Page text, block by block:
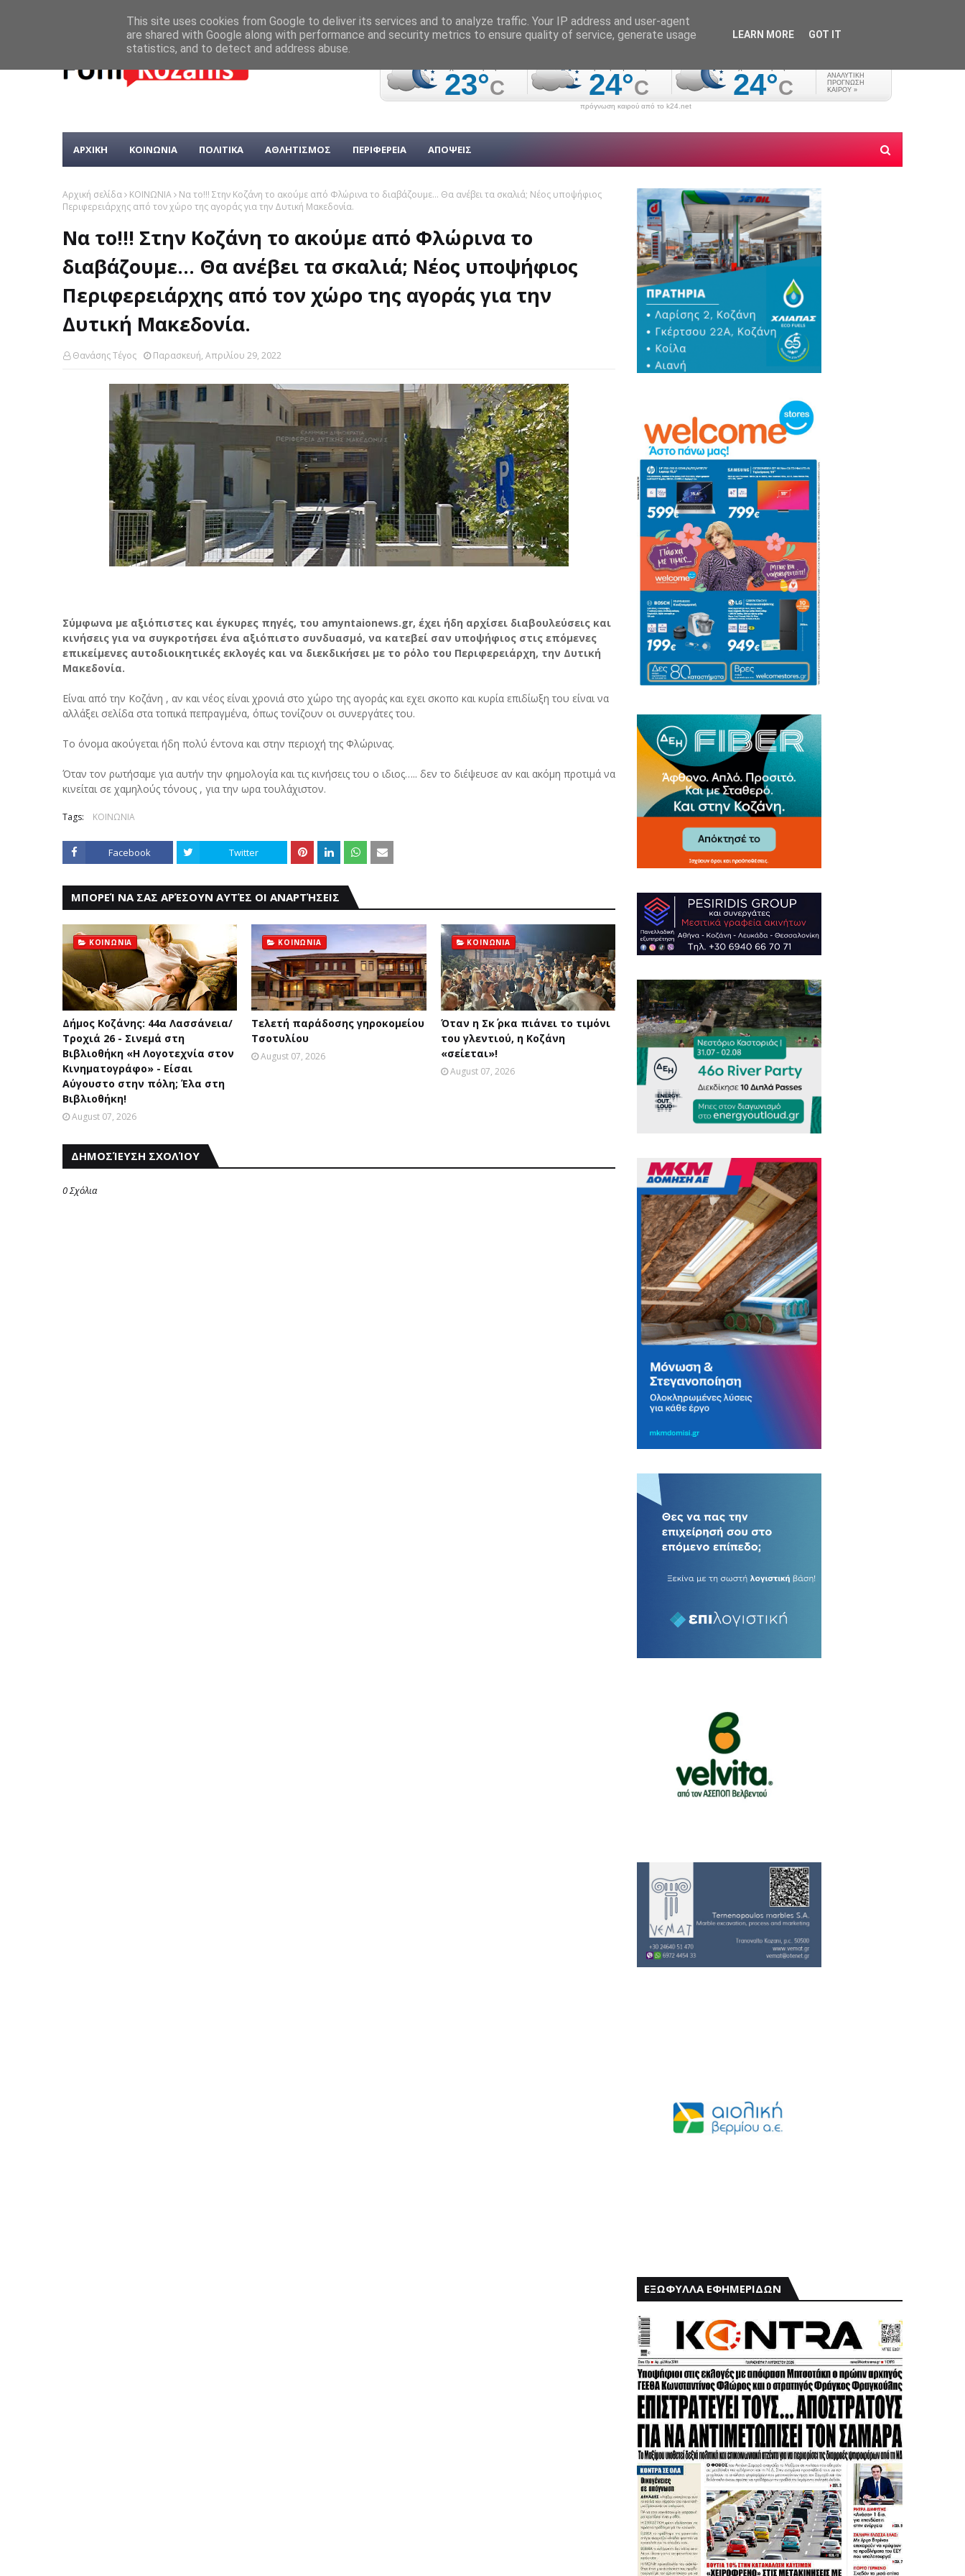
πρόγνωση καιρού από το k24.net
ΑΡΧΙΚΗ ΚΟΙΝΩΝΙΑ ΠΟΛΙΤΙΚΑ ΑΘΛΗΤΙΣΜΟΣ ΠΕΡΙΦΕΡΕΙΑ ΑΠΟΨΕΙΣ
Αρχική σελίδα ΚΟΙΝΩΝΙΑ
Να το!!! Στην Κοζάνη το ακούμε από Φλώρινα το διαβάζουμε... Θα ανέβει τα σκαλιά; Νέος υποψήφιος
Περιφερειάρχης από τον χώρο της αγοράς για την Δυτική Μακεδονία.
Να το!!! Στην Κοζάνη το ακούμε από Φλώρινα το
διαβάζουμε... Θα ανέβει τα σκαλιά; Νέος υποψήφιος
Περιφερειάρχης από τον χώρο της αγοράς για την
Δυτική Μακεδονία.
Θανάσης Τέγος Παρασκευή, Απριλίου 29, 2022
Σύμφωνα με αξιόπιστες και έγκυρες πηγές, του amyntaionews.gr, έχει ήδη αρχίσει διαβουλεύσεις και
κινήσεις για να συγκροτήσει ένα αξιόπιστο συνδυασμό, να κατεβεί σαν υποψήφιος στις επόμενες
επικείμενες αυτοδιοικητικές εκλογές και να διεκδικήσει με το ρόλο του Περιφερειάρχη, την Δυτική
Μακεδονία.
Είναι από την Κοζάνη , αν και νέος είναι χρονιά στο χώρο της αγοράς και εχει σκοπο και κυρία επιδίωξη του είναι να
αλλάξει σελίδα στα τοπικά πεπραγμένα, όπως τονίζουν οι συνεργάτες του.
Το όνομα ακούγεται ήδη πολύ έντονα και στην περιοχή της Φλώρινας.
Όταν τον ρωτήσαμε για αυτήν την φημολογία και τις κινήσεις του ο ιδιος….. δεν το διέψευσε αν και ακόμη προτιμά να
κινείται σε χαμηλούς τόνους , για την ωρα τουλάχιστον.
Tags: ΚΟΙΝΩΝΙΑ
Facebook Twitter
ΜΠΟΡΕΊ ΝΑ ΣΑΣ ΑΡΈΣΟΥΝ ΑΥΤΈΣ ΟΙ ΑΝΑΡΤΉΣΕΙΣ
ΚΟΙΝΩΝΙΑ
Δήμος Κοζάνης: 44α Λασσάνεια/
Τροχιά 26 - Σινεμά στη
Βιβλιοθήκη «Η Λογοτεχνία στον
Κινηματογράφο» - Είσαι
Αύγουστο στην πόλη; Έλα στη
Βιβλιοθήκη!
August 07, 2026
ΚΟΙΝΩΝΙΑ
Τελετή παράδοσης γηροκομείου
Τσοτυλίου
August 07, 2026
ΚΟΙΝΩΝΙΑ
Όταν η Σκ΄ ρκα πιάνει το τιμόνι
του γλεντιού, η Κοζάνη
«σείεται»!
August 07, 2026
ΔΗΜΟΣΊΕΥΣΗ ΣΧΟΛΊΟΥ
0 Σχόλια
ΕΞΩΦΥΛΛΑ ΕΦΗΜΕΡΙΔΩΝ
This site uses cookies from Google to deliver its services and to analyze traffic. Your IP address and user-agent
are shared with Google along with performance and security metrics to ensure quality of service, generate usage
statistics, and to detect and address abuse.
LEARN MORE GOT IT